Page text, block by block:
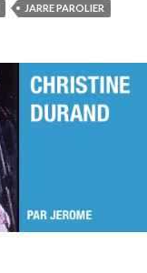
JARRE PAROLIER